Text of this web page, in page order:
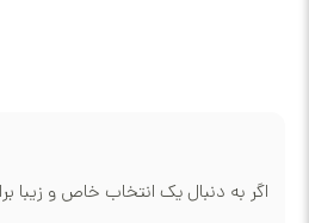
اگر به دنبال یک انتخاب خاص و زیبا